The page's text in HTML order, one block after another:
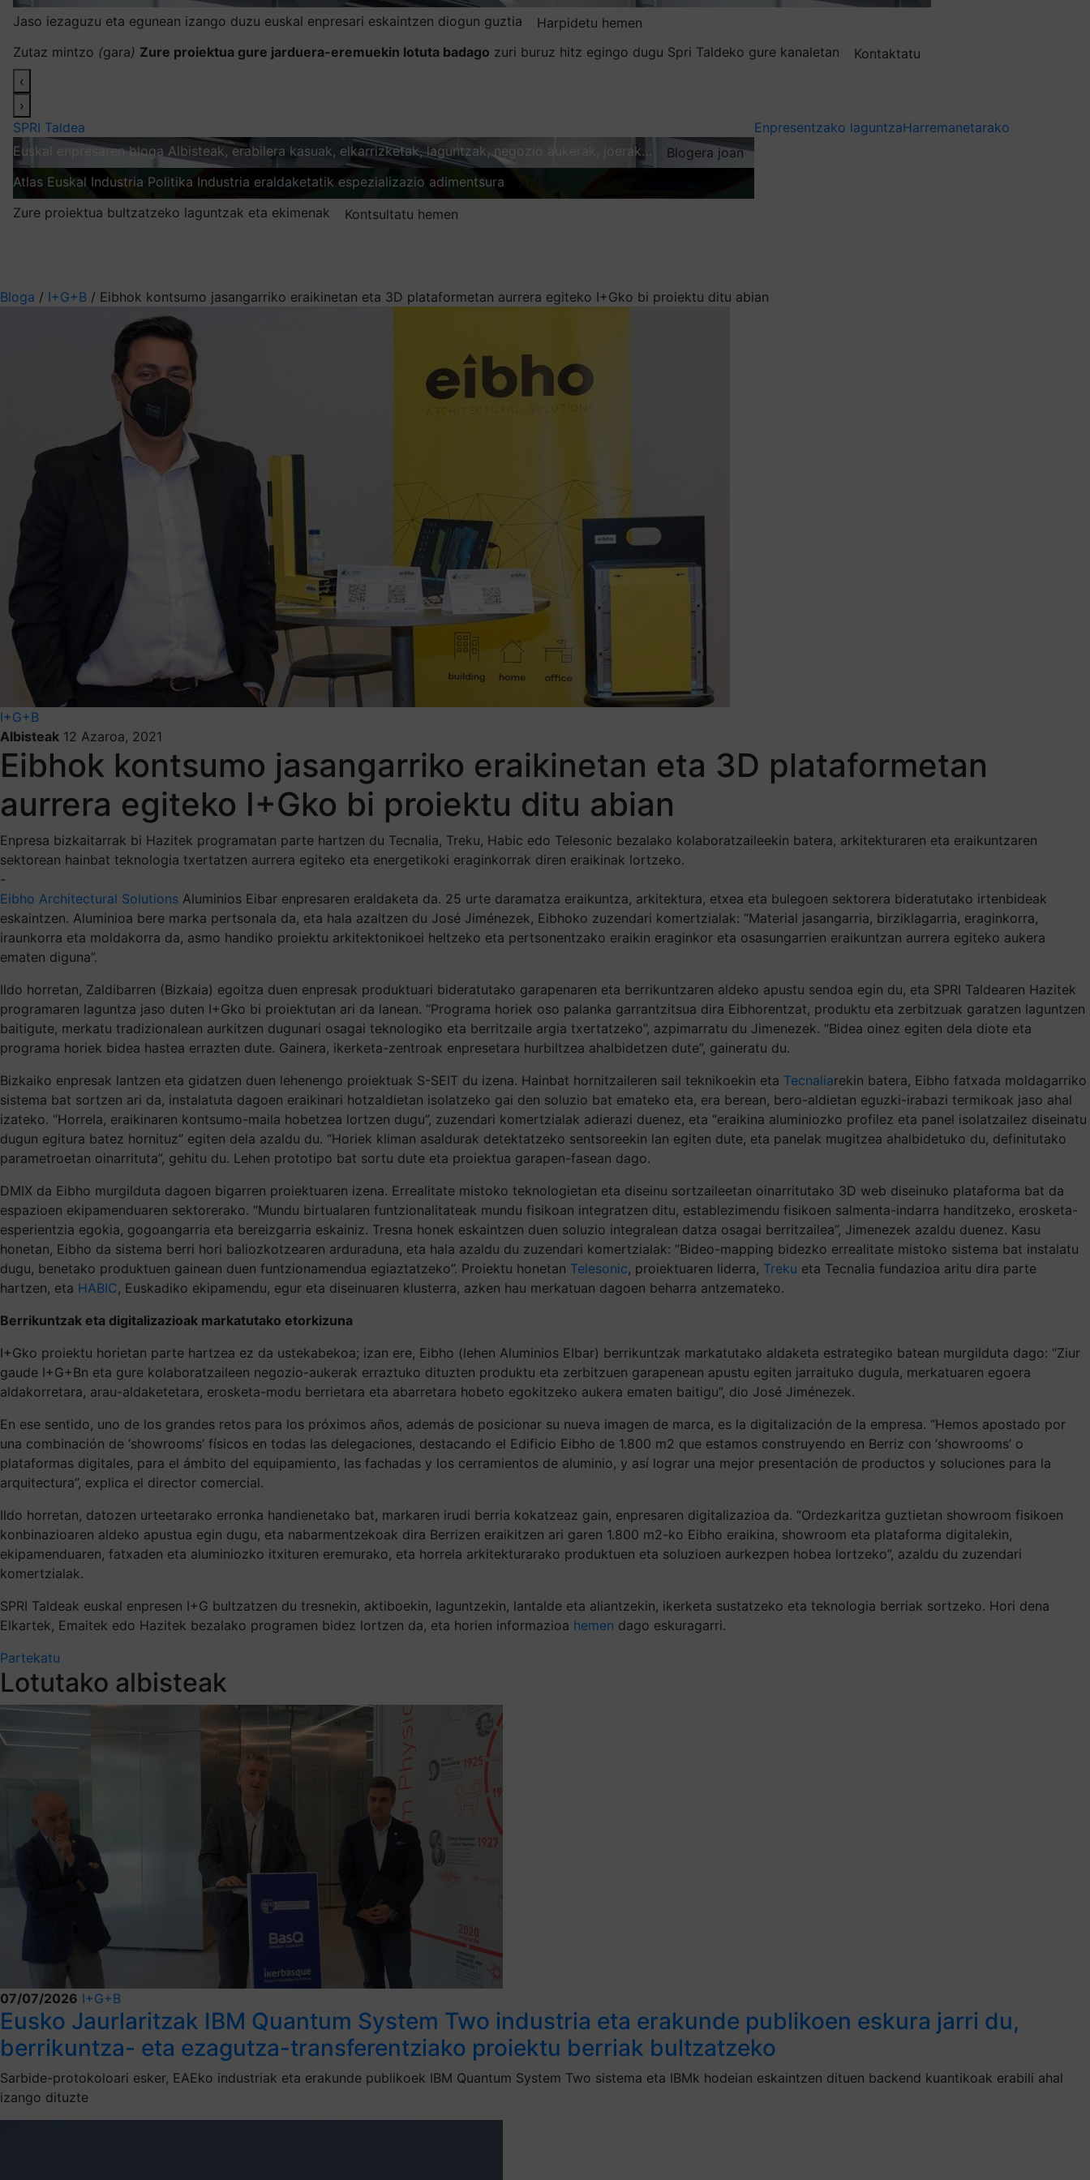
Jaso iezaguzu eta egunean izango duzu euskal enpresari eskaintzen diogun guztia
Harpidetu hemen
Zutaz mintzo (gara) Zure proiektua gure jarduera-eremuekin lotuta badago zuri buruz hitz egingo dugu Spri Taldeko gure kanaletan
Kontaktatu
‹
›
SPRI Taldea
Euskal enpresaren bloga Albisteak, erabilera kasuak, elkarrizketak, laguntzak, negozio aukerak, joerak…
Blogera joan
Atlas Euskal Industria Politika Industria eraldaketatik espezializazio adimentsura
Zure proiektua bultzatzeko laguntzak eta ekimenak
Kontsultatu hemen
Enpresentzako laguntzaHarremanetarako
Bloga / I+G+B / Eibhok kontsumo jasangarriko eraikinetan eta 3D plataformetan aurrera egiteko I+Gko bi proiektu ditu abian
I+G+B
Albisteak 12 Azaroa, 2021
Eibhok kontsumo jasangarriko eraikinetan eta 3D plataformetan
aurrera egiteko I+Gko bi proiektu ditu abian
Enpresa bizkaitarrak bi Hazitek programatan parte hartzen du Tecnalia, Treku, Habic edo Telesonic bezalako kolaboratzaileekin batera, arkitekturaren eta eraikuntzaren
sektorean hainbat teknologia txertatzen aurrera egiteko eta energetikoki eraginkorrak diren eraikinak lortzeko.
-
Eibho Architectural Solutions Aluminios Eibar enpresaren eraldaketa da. 25 urte daramatza eraikuntza, arkitektura, etxea eta bulegoen sektorera bideratutako irtenbideak
eskaintzen. Aluminioa bere marka pertsonala da, eta hala azaltzen du José Jiménezek, Eibhoko zuzendari komertzialak: “Material jasangarria, birziklagarria, eraginkorra,
iraunkorra eta moldakorra da, asmo handiko proiektu arkitektonikoei heltzeko eta pertsonentzako eraikin eraginkor eta osasungarrien eraikuntzan aurrera egiteko aukera
ematen diguna”.
Ildo horretan, Zaldibarren (Bizkaia) egoitza duen enpresak produktuari bideratutako garapenaren eta berrikuntzaren aldeko apustu sendoa egin du, eta SPRI Taldearen Hazitek
programaren laguntza jaso duten I+Gko bi proiektutan ari da lanean. “Programa horiek oso palanka garrantzitsua dira Eibhorentzat, produktu eta zerbitzuak garatzen laguntzen
baitigute, merkatu tradizionalean aurkitzen dugunari osagai teknologiko eta berritzaile argia txertatzeko”, azpimarratu du Jimenezek. “Bidea oinez egiten dela diote eta
programa horiek bidea hastea errazten dute. Gainera, ikerketa-zentroak enpresetara hurbiltzea ahalbidetzen dute”, gaineratu du.
Bizkaiko enpresak lantzen eta gidatzen duen lehenengo proiektuak S-SEIT du izena. Hainbat hornitzaileren sail teknikoekin eta Tecnaliarekin batera, Eibho fatxada moldagarriko
sistema bat sortzen ari da, instalatuta dagoen eraikinari hotzaldietan isolatzeko gai den soluzio bat emateko eta, era berean, bero-aldietan eguzki-irabazi termikoak jaso ahal
izateko. “Horrela, eraikinaren kontsumo-maila hobetzea lortzen dugu”, zuzendari komertzialak adierazi duenez, eta “eraikina aluminiozko profilez eta panel isolatzailez diseinatu
dugun egitura batez hornituz” egiten dela azaldu du. “Horiek kliman asaldurak detektatzeko sentsoreekin lan egiten dute, eta panelak mugitzea ahalbidetuko du, definitutako
parametroetan oinarrituta”, gehitu du. Lehen prototipo bat sortu dute eta proiektua garapen-fasean dago.
DMIX da Eibho murgilduta dagoen bigarren proiektuaren izena. Errealitate mistoko teknologietan eta diseinu sortzaileetan oinarritutako 3D web diseinuko plataforma bat da
espazioen ekipamenduaren sektorerako. “Mundu birtualaren funtzionalitateak mundu fisikoan integratzen ditu, establezimendu fisikoen salmenta-indarra handitzeko, erosketa-
esperientzia egokia, gogoangarria eta bereizgarria eskainiz. Tresna honek eskaintzen duen soluzio integralean datza osagai berritzailea”, Jimenezek azaldu duenez. Kasu
honetan, Eibho da sistema berri hori baliozkotzearen arduraduna, eta hala azaldu du zuzendari komertzialak: “Bideo-mapping bidezko errealitate mistoko sistema bat instalatu
dugu, benetako produktuen gainean duen funtzionamendua egiaztatzeko”. Proiektu honetan Telesonic, proiektuaren liderra, Treku eta Tecnalia fundazioa aritu dira parte
hartzen, eta HABIC, Euskadiko ekipamendu, egur eta diseinuaren klusterra, azken hau merkatuan dagoen beharra antzemateko.
Berrikuntzak eta digitalizazioak markatutako etorkizuna
I+Gko proiektu horietan parte hartzea ez da ustekabekoa; izan ere, Eibho (lehen Aluminios EIbar) berrikuntzak markatutako aldaketa estrategiko batean murgilduta dago: “Ziur
gaude I+G+Bn eta gure kolaboratzaileen negozio-aukerak erraztuko dituzten produktu eta zerbitzuen garapenean apustu egiten jarraituko dugula, merkatuaren egoera
aldakorretara, arau-aldaketetara, erosketa-modu berrietara eta abarretara hobeto egokitzeko aukera ematen baitigu”, dio José Jiménezek.
En ese sentido, uno de los grandes retos para los próximos años, además de posicionar su nueva imagen de marca, es la digitalización de la empresa. “Hemos apostado por
una combinación de ‘showrooms’ físicos en todas las delegaciones, destacando el Edificio Eibho de 1.800 m2 que estamos construyendo en Berriz con ‘showrooms’ o
plataformas digitales, para el ámbito del equipamiento, las fachadas y los cerramientos de aluminio, y así lograr una mejor presentación de productos y soluciones para la
arquitectura”, explica el director comercial.
Ildo horretan, datozen urteetarako erronka handienetako bat, markaren irudi berria kokatzeaz gain, enpresaren digitalizazioa da. “Ordezkaritza guztietan showroom fisikoen
konbinazioaren aldeko apustua egin dugu, eta nabarmentzekoak dira Berrizen eraikitzen ari garen 1.800 m2-ko Eibho eraikina, showroom eta plataforma digitalekin,
ekipamenduaren, fatxaden eta aluminiozko itxituren eremurako, eta horrela arkitekturarako produktuen eta soluzioen aurkezpen hobea lortzeko”, azaldu du zuzendari
komertzialak.
SPRI Taldeak euskal enpresen I+G bultzatzen du tresnekin, aktiboekin, laguntzekin, lantalde eta aliantzekin, ikerketa sustatzeko eta teknologia berriak sortzeko. Hori dena
Elkartek, Emaitek edo Hazitek bezalako programen bidez lortzen da, eta horien informazioa hemen dago eskuragarri.
Partekatu
Lotutako albisteak
07/07/2026 I+G+B
Eusko Jaurlaritzak IBM Quantum System Two industria eta erakunde publikoen eskura jarri du,
berrikuntza- eta ezagutza-transferentziako proiektu berriak bultzatzeko
Sarbide-protokoloari esker, EAEko industriak eta erakunde publikoek IBM Quantum System Two sistema eta IBMk hodeian eskaintzen dituen backend kuantikoak erabili ahal
izango dituzte